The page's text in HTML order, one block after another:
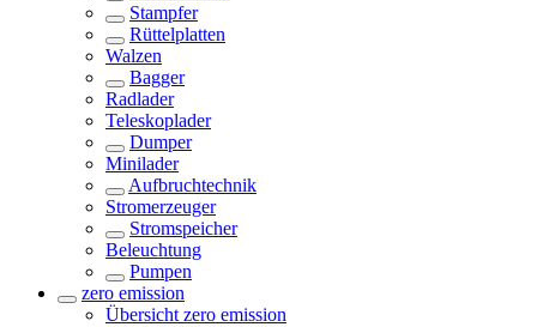
Stampfer
Rüttelplatten
Walzen
Bagger
Radlader
Teleskoplader
Dumper
Minilader
Aufbruchtechnik
Stromerzeuger
Stromspeicher
Beleuchtung
Pumpen
zero emission
Übersicht zero emission